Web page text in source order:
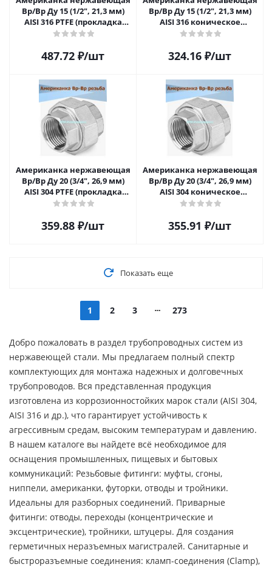
Вр/Вр Ду 15 (1/2", 21,3 мм)
AISI 316 PTFE (прокладка
фторопластовая)
487.72 ₽/шт
Вр/Вр Ду 15 (1/2", 21,3 мм)
AISI 316 коническое
уплотнение
324.16 ₽/шт
Американка нержавеющая
Вр/Вр Ду 20 (3/4", 26,9 мм)
AISI 304 PTFE (прокладка
фторопластовая)
359.88 ₽/шт
Американка нержавеющая
Вр/Вр Ду 20 (3/4", 26,9 мм)
AISI 304 коническое
уплотнение
355.91 ₽/шт
Показать еще
1 2 3 273
Добро пожаловать в раздел трубопроводных систем из
нержавеющей стали. Мы предлагаем полный спектр
комплектующих для монтажа надежных и долговечных
трубопроводов. Вся представленная продукция
изготовлена из коррозионностойких марок стали (AISI 304,
AISI 316 и др.), что гарантирует устойчивость к
агрессивным средам, высоким температурам и давлению.
В нашем каталоге вы найдете всё необходимое для
оснащения промышленных, пищевых и бытовых
коммуникаций: Резьбовые фитинги: муфты, сгоны,
ниппели, американки, футорки, отводы и тройники.
Идеальны для разборных соединений. Приварные
фитинги: отводы, переходы (концентрические и
эксцентрические), тройники, штуцеры. Для создания
герметичных неразъемных магистралей. Санитарные и
быстроразъемные соединения: кламп-соединения (Clamp),